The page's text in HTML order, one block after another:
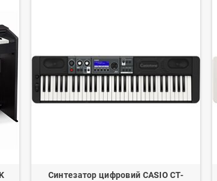
Синтезатор цифровий CASIO CT-